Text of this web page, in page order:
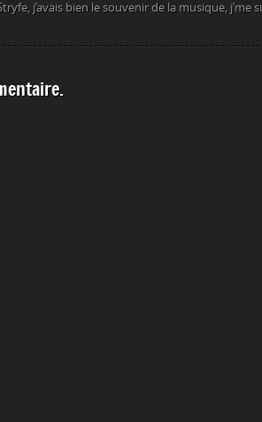
j’avais bien le souvenir de la musique, j’me